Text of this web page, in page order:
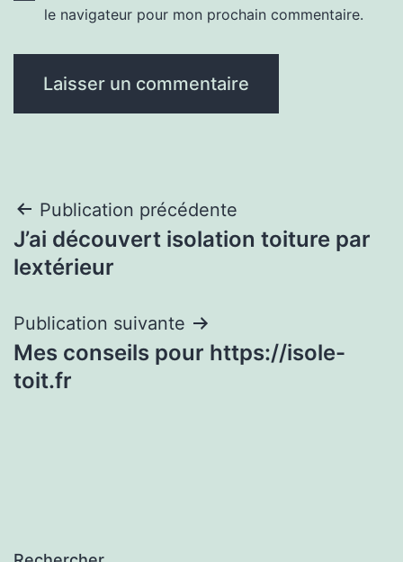
le navigateur pour mon prochain commentaire.
Navigation
de
Publication précédente
J’ai découvert isolation toiture par
lextérieur
Publication suivante
Mes conseils pour https://isole-
toit.fr